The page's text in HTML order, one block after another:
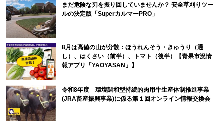
まだ危険な刃を振り回していませんか？ 安全草刈りツー
ルの決定版「SuperカルマーPRO」
8月は高値の山が分散：ほうれんそう・きゅうり（通
し）、はくさい（前半）、トマト（後半）【青果市況情
報アプリ「YAOYASAN」】
令和8年度 環境調和型持続的肉用牛生産体制推進事業
(JRA畜産振興事業)に係る第１回オンライン情報交換会